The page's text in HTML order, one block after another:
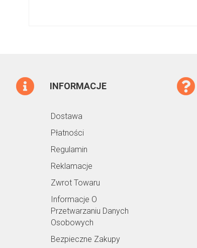
INFORMACJE
Dostawa
Płatności
Regulamin
Reklamacje
Zwrot Towaru
Informacje O
Przetwarzaniu Danych
Osobowych
Bezpieczne Zakupy